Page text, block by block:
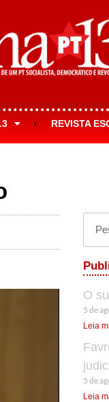
REVISTA
O
5 de
Leia
5 de
Leia